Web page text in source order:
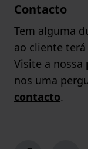
Contacto
Tem alguma
ao cliente
Visite a nossa
nos uma
contacto.